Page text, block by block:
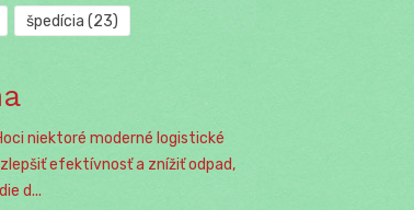
špedícia (23)
niektoré moderné logistické
efektívnosť a znížiť odpad,
d...